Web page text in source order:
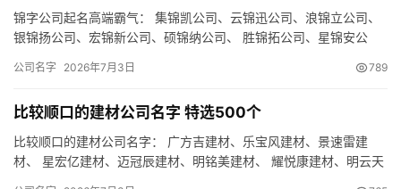
锦字公司起名高端霸气： 集锦凯公司、云锦迅公司、浪锦立公司、
银锦扬公司、宏锦新公司、硕锦纳公司、 胜锦拓公司、星锦安公
公司名字 2026年7月3日 789
比较顺口的建材公司名字 特选500个
比较顺口的建材公司名字： 广方吉建材、乐宝风建材、景速雷建
材、 星宏亿建材、迈冠辰建材、明铭美建材、 耀悦康建材、明云天